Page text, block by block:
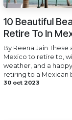
10 Beautiful
Retire To In
By Reena Jain
Mexico to retire to,
weather, and a
retiring to a Mexican
30 oct 2023